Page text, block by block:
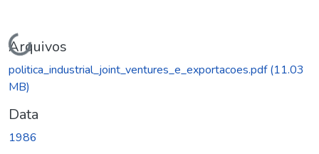
Carregando...
Arquivos
politica_industrial_joint_ventures_e_exportacoes.pdf(11.03
MB)
Data
1986